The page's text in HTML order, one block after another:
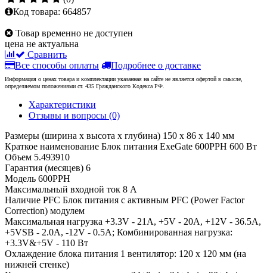
Код товара: 664857
Товар временно не доступен
цена не актуальна
Сравнить
Все способы оплаты
Подробнее о доставке
Информация о ценах товара и комплектации указанная на сайте не является офертой в смысле,
определяемом положениями ст. 435 Гражданского Кодекса РФ.
Характеристики
Отзывы и вопросы (0)
Размеры (ширина x высота x глубина) 150 x 86 x 140 мм
Краткое наименование Блок питания ExeGate 600PPH 600 Вт
Объем 5.493910
Гарантия (месяцев) 6
Модель 600PPH
Максимальный входной ток 8 А
Наличие PFC Блок питания с активным PFC (Power Factor
Correction) модулем
Максимальная нагрузка +3.3V - 21A, +5V - 20A, +12V - 36.5A,
+5VSB - 2.0A, -12V - 0.5A; Комбинированная нагрузка:
+3.3V&+5V - 110 Вт
Охлаждение блока питания 1 вентилятор: 120 x 120 мм (на
нижней стенке)